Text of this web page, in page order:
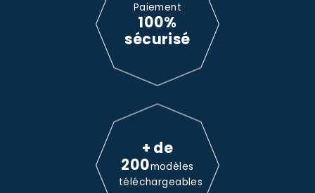
Paiement
100%
sécurisé
+ de
200modèles
téléchargeables